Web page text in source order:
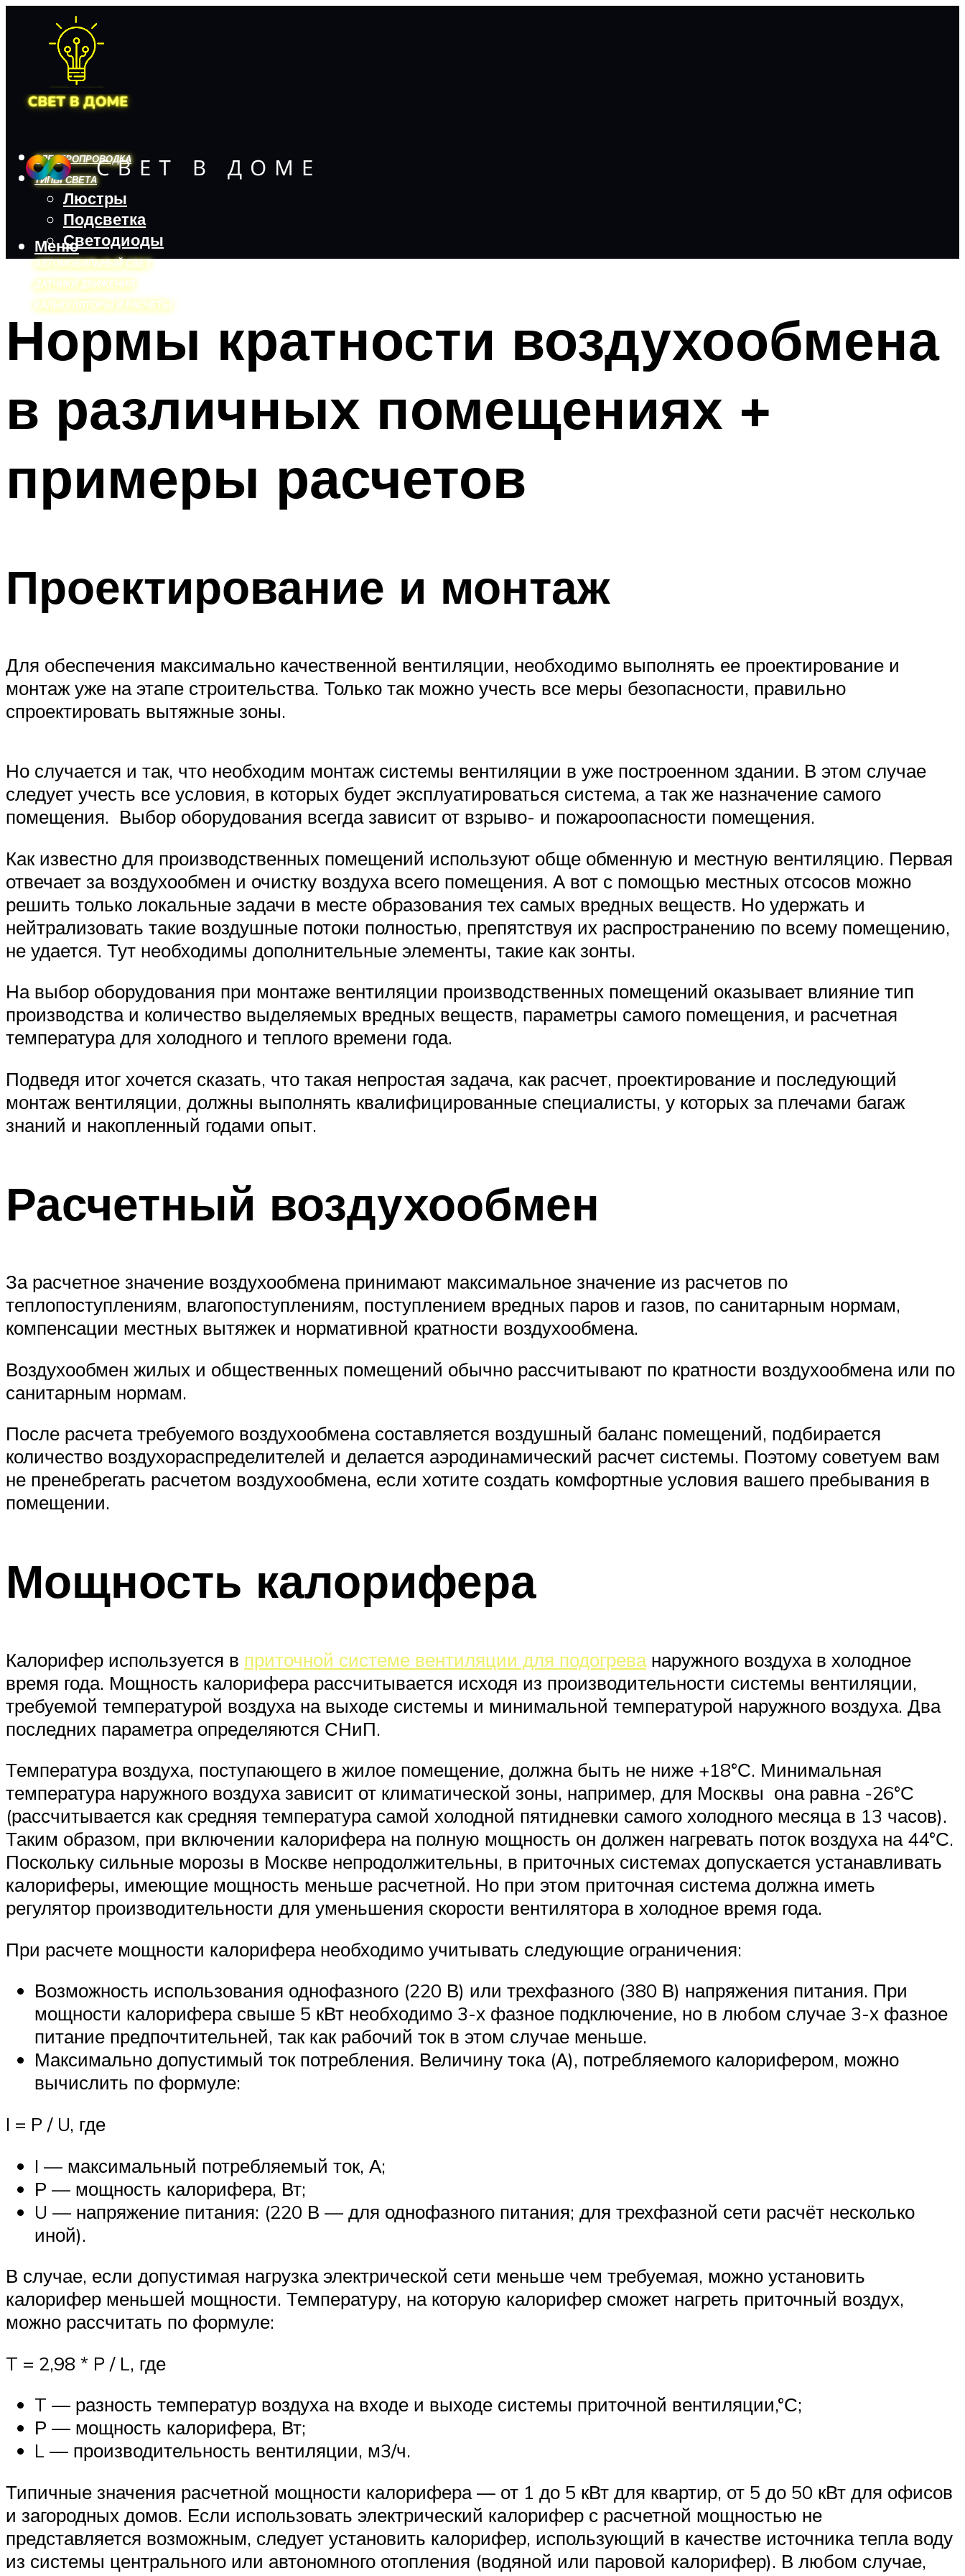
ЭЛЕКТРОПРОВОДКА
ТИПЫ СВЕТА
Люстры
Подсветка
Светодиоды
АВТОМОБИЛЬНЫЙ СВЕТ
ДАТЧИКИ ДВИЖЕНИЯ
КАЛЬКУЛЯТОРЫ И РАСЧЕТЫ
Меню
Меню
Нормы кратности воздухообмена
в различных помещениях +
примеры расчетов
Проектирование и монтаж
Для обеспечения максимально качественной вентиляции, необходимо выполнять ее проектирование и
монтаж уже на этапе строительства. Только так можно учесть все меры безопасности, правильно
спроектировать вытяжные зоны.
Но случается и так, что необходим монтаж системы вентиляции в уже построенном здании. В этом случае
следует учесть все условия, в которых будет эксплуатироваться система, а так же назначение самого
помещения. Выбор оборудования всегда зависит от взрыво- и пожароопасности помещения.
Как известно для производственных помещений используют обще обменную и местную вентиляцию. Первая
отвечает за воздухообмен и очистку воздуха всего помещения. А вот с помощью местных отсосов можно
решить только локальные задачи в месте образования тех самых вредных веществ. Но удержать и
нейтрализовать такие воздушные потоки полностью, препятствуя их распространению по всему помещению,
не удается. Тут необходимы дополнительные элементы, такие как зонты.
На выбор оборудования при монтаже вентиляции производственных помещений оказывает влияние тип
производства и количество выделяемых вредных веществ, параметры самого помещения, и расчетная
температура для холодного и теплого времени года.
Подведя итог хочется сказать, что такая непростая задача, как расчет, проектирование и последующий
монтаж вентиляции, должны выполнять квалифицированные специалисты, у которых за плечами багаж
знаний и накопленный годами опыт.
Расчетный воздухообмен
За расчетное значение воздухообмена принимают максимальное значение из расчетов по
теплопоступлениям, влагопоступлениям, поступлением вредных паров и газов, по санитарным нормам,
компенсации местных вытяжек и нормативной кратности воздухообмена.
Воздухообмен жилых и общественных помещений обычно рассчитывают по кратности воздухообмена или по
санитарным нормам.
После расчета требуемого воздухообмена составляется воздушный баланс помещений, подбирается
количество воздухораспределителей и делается аэродинамический расчет системы. Поэтому советуем вам
не пренебрегать расчетом воздухообмена, если хотите создать комфортные условия вашего пребывания в
помещении.
Мощность калорифера
Калорифер используется в приточной системе вентиляции для подогреванаружного воздуха в холодное
время года. Мощность калорифера рассчитывается исходя из производительности системы вентиляции,
требуемой температурой воздуха на выходе системы и минимальной температурой наружного воздуха. Два
последних параметра определяются СНиП.
Температура воздуха, поступающего в жилое помещение, должна быть не ниже +18°С. Минимальная
температура наружного воздуха зависит от климатической зоны, например, для Москвы она равна -26°С
(рассчитывается как средняя температура самой холодной пятидневки самого холодного месяца в 13 часов).
Таким образом, при включении калорифера на полную мощность он должен нагревать поток воздуха на 44°С.
Поскольку сильные морозы в Москве непродолжительны, в приточных системах допускается устанавливать
калориферы, имеющие мощность меньше расчетной. Но при этом приточная система должна иметь
регулятор производительности для уменьшения скорости вентилятора в холодное время года.
При расчете мощности калорифера необходимо учитывать следующие ограничения:
Возможность использования однофазного (220 В) или трехфазного (380 В) напряжения питания. При
мощности калорифера свыше 5 кВт необходимо 3-х фазное подключение, но в любом случае 3-х фазное
питание предпочтительней, так как рабочий ток в этом случае меньше.
Максимально допустимый ток потребления. Величину тока (А), потребляемого калорифером, можно
вычислить по формуле:
I = P / U, где
I — максимальный потребляемый ток, А;
Р — мощность калорифера, Вт;
U — напряжение питания: (220 В — для однофазного питания; для трехфазной сети расчёт несколько
иной).
В случае, если допустимая нагрузка электрической сети меньше чем требуемая, можно установить
калорифер меньшей мощности. Температуру, на которую калорифер сможет нагреть приточный воздух,
можно рассчитать по формуле:
T = 2,98 * P / L, где
T — разность температур воздуха на входе и выходе системы приточной вентиляции,°С;
Р — мощность калорифера, Вт;
L — производительность вентиляции, м3/ч.
Типичные значения расчетной мощности калорифера — от 1 до 5 кВт для квартир, от 5 до 50 кВт для офисов
и загородных домов. Если использовать электрический калорифер с расчетной мощностью не
представляется возможным, следует установить калорифер, использующий в качестве источника тепла воду
из системы центрального или автономного отопления (водяной или паровой калорифер). В любом случае,